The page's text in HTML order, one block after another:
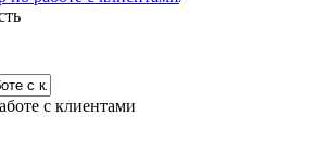
с клиентами